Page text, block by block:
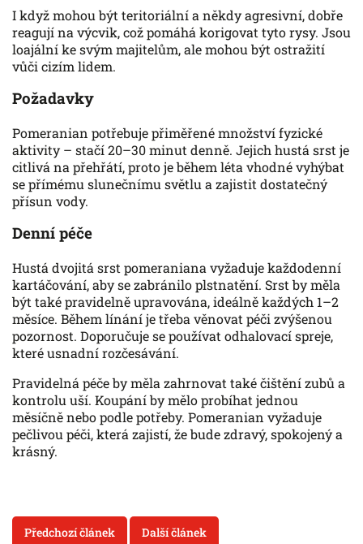
I když mohou být teritoriální a někdy agresivní, dobře
reagují na výcvik, což pomáhá korigovat tyto rysy. Jsou
loajální ke svým majitelům, ale mohou být ostražití
vůči cizím lidem.
Požadavky
Pomeranian potřebuje přiměřené množství fyzické
aktivity – stačí 20–30 minut denně. Jejich hustá srst je
citlivá na přehřátí, proto je během léta vhodné vyhýbat
se přímému slunečnímu světlu a zajistit dostatečný
přísun vody.
Denní péče
Hustá dvojitá srst pomeraniana vyžaduje každodenní
kartáčování, aby se zabránilo plstnatění. Srst by měla
být také pravidelně upravována, ideálně každých 1–2
měsíce. Během línání je třeba věnovat péči zvýšenou
pozornost. Doporučuje se používat odhalovací spreje,
které usnadní rozčesávání.
Pravidelná péče by měla zahrnovat také čištění zubů a
kontrolu uší. Koupání by mělo probíhat jednou
měsíčně nebo podle potřeby. Pomeranian vyžaduje
pečlivou péči, která zajistí, že bude zdravý, spokojený a
krásný.
Předchozí článek Další článek